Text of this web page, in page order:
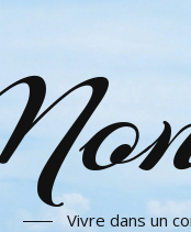
Vivre dans un